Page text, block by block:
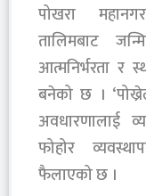
पोखरा
तालिमबाट
आत्मनिर्भरता र
बनेको छ ।
अवधारणालाई
फोहोर
फैलाएको छ ।